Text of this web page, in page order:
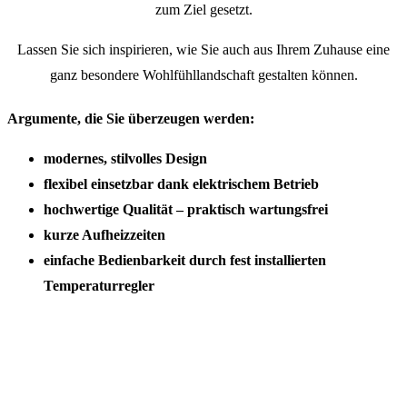
zum Ziel gesetzt.
Lassen Sie sich inspirieren, wie Sie auch aus Ihrem Zuhause eine
ganz besondere Wohlfühllandschaft gestalten können.
Argumente, die Sie überzeugen werden:
modernes, stilvolles Design
flexibel einsetzbar dank elektrischem Betrieb
hochwertige Qualität – praktisch wartungsfrei
kurze Aufheizzeiten
einfache Bedienbarkeit durch fest installierten
Temperaturregler